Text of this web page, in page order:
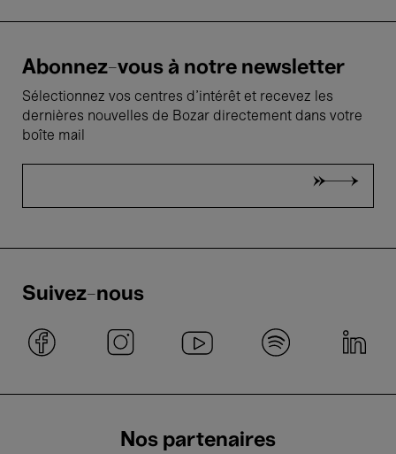
Abonnez-vous à notre newsletter
Sélectionnez vos centres d'intérêt et recevez les
dernières nouvelles de Bozar directement dans votre
boîte mail
Suivez-nous
Nos partenaires